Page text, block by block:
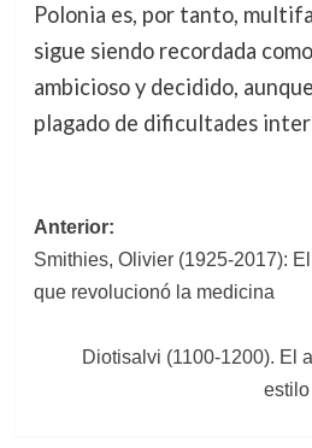
Polonia es, por tanto,
sigue siendo recordada
ambicioso y decidido,
plagado de dificultades
Navegación
de
entradas
Anterior:
Smithies, Olivier (1925-2017):
que revolucionó la medicina
Diotisalvi (1100-1200). El